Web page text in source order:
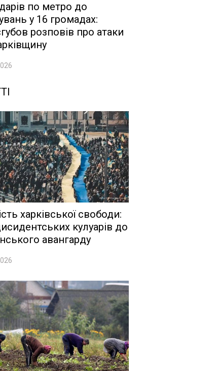
по метро до
у 16 громадах:
розповів про атаки
харківської свободи:
кулуарів до
авангарду